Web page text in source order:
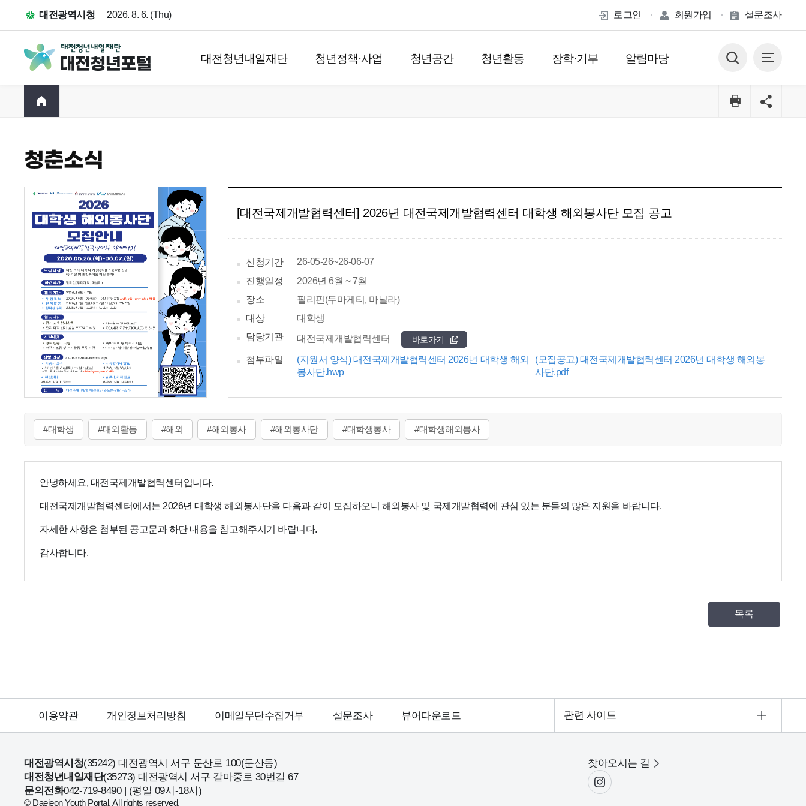
대전광역시청 2026. 8. 6. (Thu) 로그인 회원가입 설문조사
대전청년내일재단 청년정책·사업 청년공간 청년활동 장학·기부 알림마당
청춘소식
[대전국제개발협력센터] 2026년 대전국제개발협력센터 대학생 해외봉사단 모집 공고
신청기간
26-05-26~26-06-07
진행일정
2026년 6월 ~ 7월
장소
필리핀(두마게티, 마닐라)
대상
대학생
담당기관
대전국제개발협력센터 바로가기
첨부파일
(지원서 양식) 대전국제개발협력센터 2026년 대학생 해외
봉사단.hwp
(모집공고) 대전국제개발협력센터 2026년 대학생 해외봉
사단.pdf
#대학생 #대외활동 #해외 #해외봉사 #해외봉사단 #대학생봉사 #대학생해외봉사
안녕하세요, 대전국제개발협력센터입니다.
대전국제개발협력센터에서는 2026년 대학생 해외봉사단을 다음과 같이 모집하오니 해외봉사 및 국제개발협력에 관심 있는 분들의 많은 지원을 바랍니다.
자세한 사항은 첨부된 공고문과 하단 내용을 참고해주시기 바랍니다.
감사합니다.
목록
이용약관 개인정보처리방침 이메일무단수집거부 설문조사 뷰어다운로드 관련 사이트
대전광역시청(35242) 대전광역시 서구 둔산로 100(둔산동)
대전청년내일재단(35273) 대전광역시 서구 갈마중로 30번길 67
문의전화042-719-8490 | (평일 09시-18시)
© Daejeon Youth Portal. All rights reserved.
찾아오시는 길